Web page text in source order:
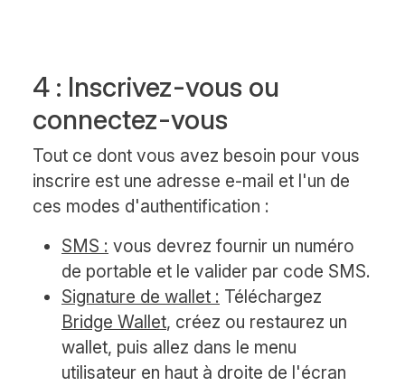
4 : Inscrivez-vous ou
connectez-vous
Tout ce dont vous avez besoin pour vous
inscrire est une adresse e-mail et l'un de
ces modes d'authentification :
SMS : vous devrez fournir un numéro
de portable et le valider par code SMS.
Signature de wallet : Téléchargez
Bridge Wallet, créez ou restaurez un
wallet, puis allez dans le menu
utilisateur en haut à droite de l'écran